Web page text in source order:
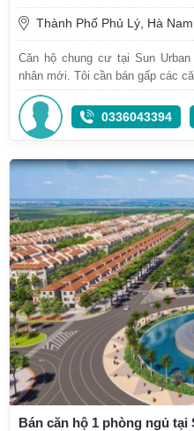
Thành Phố Phủ Lý, Hà Nam
Căn hộ chung cư tại Sun
nhân mới. Tôi cần bán gấp các
0336043394
Bán căn hộ 1 phòng ngủ tại